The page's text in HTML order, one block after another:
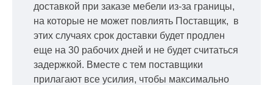
доставкой при заказе мебели из-за границы,
на которые не может повлиять Поставщик, в
этих случаях срок доставки будет продлен
еще на 30 рабочих дней и не будет считаться
задержкой. Вместе с тем поставщики
прилагают все усилия, чтобы максимально